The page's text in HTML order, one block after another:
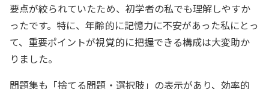
要点が絞られていたため、初学者の私でも理解しやすか
ったです。特に、年齢的に記憶力に不安があった私にとっ
て、重要ポイントが視覚的に把握できる構成は大変助か
りました。
問題集も「捨てる問題・選択肢」の表示があり、効率的